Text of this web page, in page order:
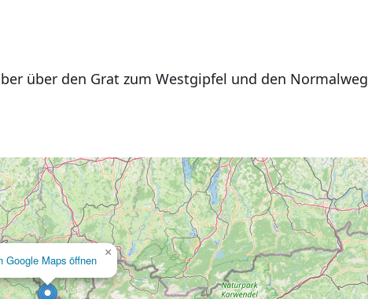
über den Grat zum Westgipfel und den Normalweg
Google Maps öffnen
×